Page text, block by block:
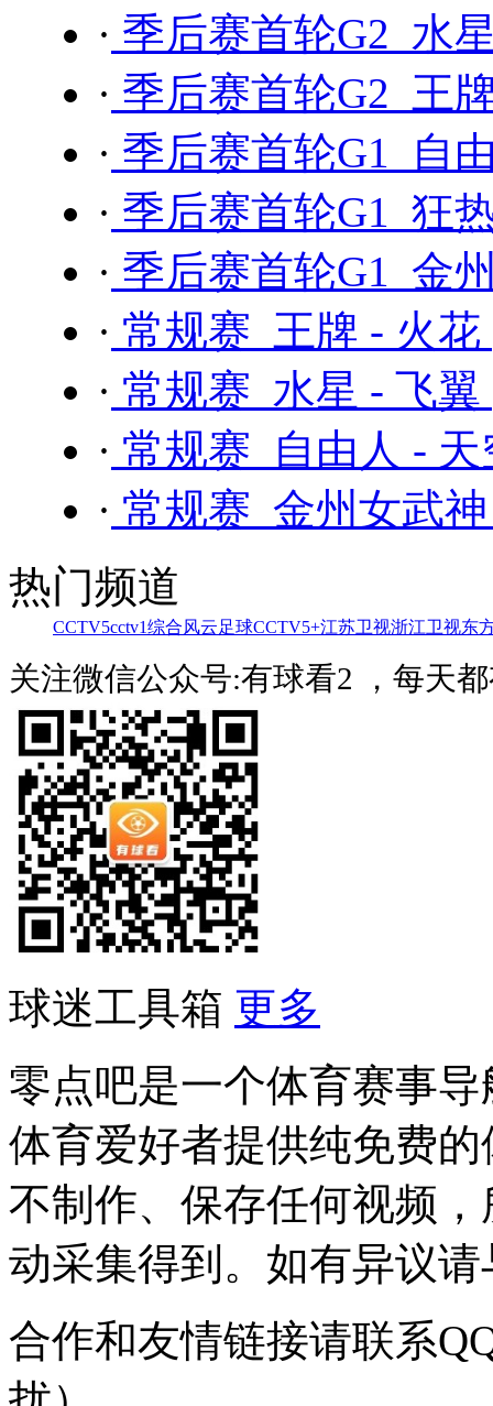
· 季后赛首轮G2 水
· 季后赛首轮G2 王
· 季后赛首轮G1 自
· 季后赛首轮G1 狂
· 季后赛首轮G1 金
· 常规赛 王牌 - 火花
· 常规赛 水星 - 飞翼
· 常规赛 自由人 -
· 常规赛 金州女武
热门频道
CCTV5cctv1综合风云足球CCTV5+江苏卫视浙江卫视东
关注微信公众号:有球看2 ，每天
球迷工具箱 更多
零点吧是一个体育赛事
体育爱好者提供纯免费
不制作、保存任何视频
动采集得到。如有异议
合作和友情链接请联系